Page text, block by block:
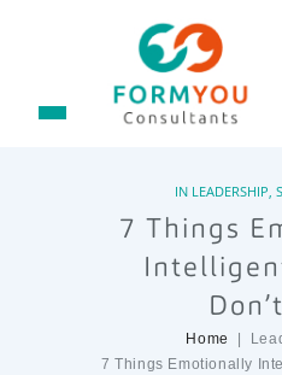
IN LEADERSHIP
7 Things
Home
7 Things Emotionally